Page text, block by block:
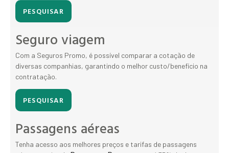
PESQUISAR
Seguro viagem
Com a Seguros Promo, é possível comparar a cotação de
diversas companhias, garantindo o melhor custo/benefício na
contratação.
PESQUISAR
Passagens aéreas
Tenha acesso aos melhores preços e tarifas de passagens